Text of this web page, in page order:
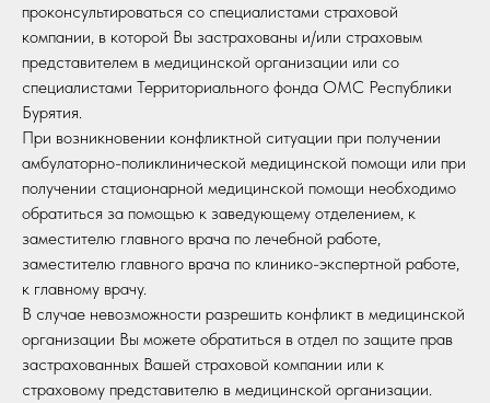
проконсультироваться со специалистами страховой
компании, в которой Вы застрахованы и/или страховым
представителем в медицинской организации или со
специалистами Территориального фонда ОМС Республики
Бурятия.
При возникновении конфликтной ситуации при получении
амбулаторно-поликлинической медицинской помощи или при
получении стационарной медицинской помощи необходимо
обратиться за помощью к заведующему отделением, к
заместителю главного врача по лечебной работе,
заместителю главного врача по клинико-экспертной работе,
к главному врачу.
В случае невозможности разрешить конфликт в медицинской
организации Вы можете обратиться в отдел по защите прав
застрахованных Вашей страховой компании или к
страховому представителю в медицинской организации.